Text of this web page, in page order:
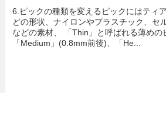
6.ピックの種類を変えるピックにはティ
どの形状、ナイロンやプラスチック、セ
などの素材、 「Thin」と呼ばれる薄めの
「Medium」(0.8mm前後)、「He...